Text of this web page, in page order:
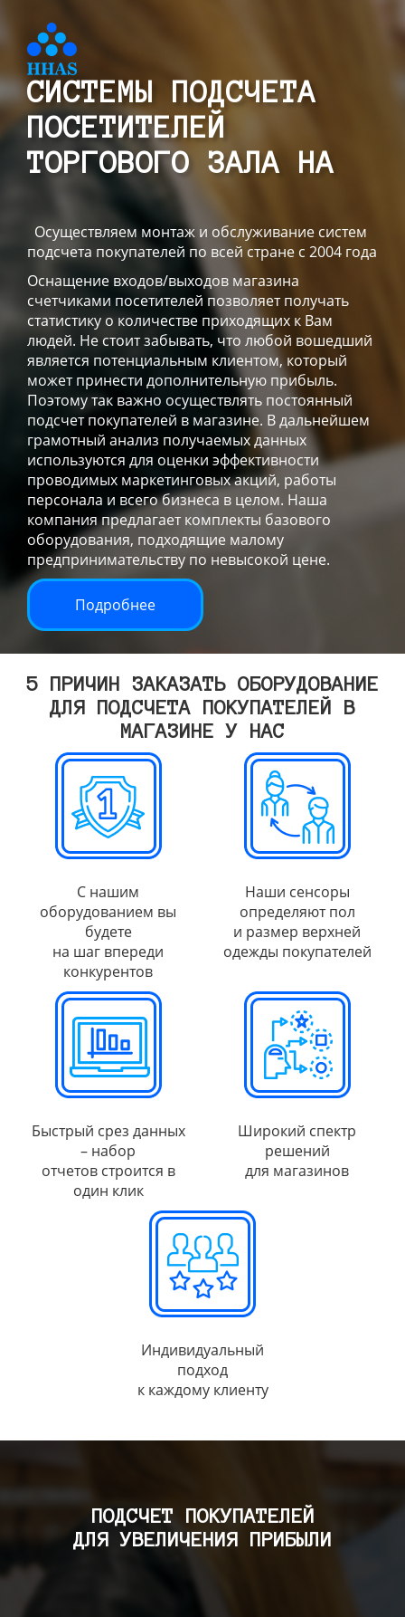
СИСТЕМЫ ПОДСЧЕТА
ПОСЕТИТЕЛЕЙ
ТОРГОВОГО ЗАЛА НА
Осуществляем монтаж и обслуживание систем
подсчета покупателей по всей стране с 2004 года
Оснащение входов/выходов магазина
счетчиками посетителей позволяет получать
статистику о количестве приходящих к Вам
людей. Не стоит забывать, что любой вошедший
является потенциальным клиентом, который
может принести дополнительную прибыль.
Поэтому так важно осуществлять постоянный
подсчет покупателей в магазине. В дальнейшем
грамотный анализ получаемых данных
используются для оценки эффективности
проводимых маркетинговых акций, работы
персонала и всего бизнеса в целом. Наша
компания предлагает комплекты базового
оборудования, подходящие малому
предпринимательству по невысокой цене.
Подробнее
5 ПРИЧИН ЗАКАЗАТЬ ОБОРУДОВАНИЕ
ДЛЯ ПОДСЧЕТА ПОКУПАТЕЛЕЙ В
МАГАЗИНЕ У НАС
С нашим
оборудованием вы
будете
на шаг впереди
конкурентов
Наши сенсоры
определяют пол
и размер верхней
одежды покупателей
Быстрый срез данных
– набор
отчетов строится в
один клик
Широкий спектр
решений
для магазинов
Индивидуальный
подход
к каждому клиенту
ПОДСЧЕТ ПОКУПАТЕЛЕЙ
ДЛЯ УВЕЛИЧЕНИЯ ПРИБЫЛИ